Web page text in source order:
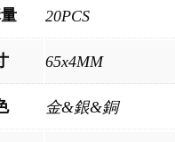
20PCS
65x4MM
金&銀&銅